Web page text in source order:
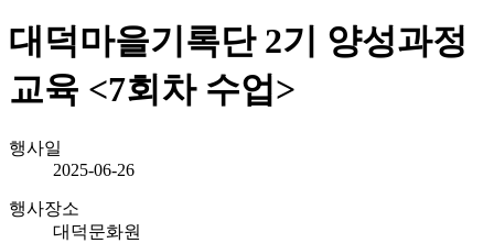
대덕마을기록단 2기 양성과정
교육 <7회차 수업>
행사일
2025-06-26
행사장소
대덕문화원